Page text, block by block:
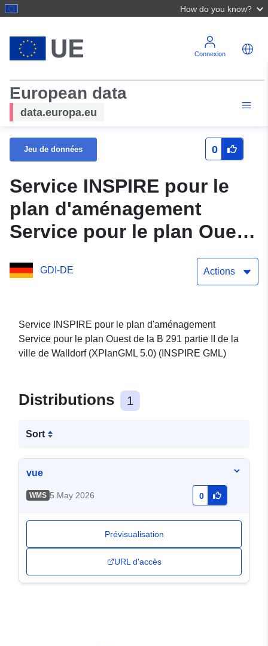
How do you know?
Connexion
European data
data.europa.eu
Jeu de données 0
Service INSPIRE pour le
plan d'aménagement
Service pour le plan Ouest
(XPlanGML 5.0) (INSPIRE
GDI-DE Actions
Service INSPIRE pour le plan d'aménagement
Service pour le plan Ouest de la B 291 partie II de la
ville de Walldorf (XPlanGML 5.0) (INSPIRE GML)
Distributions 1
Sort
vue
WMS 5 May 2026 0
Prévisualisation
URL d'accès